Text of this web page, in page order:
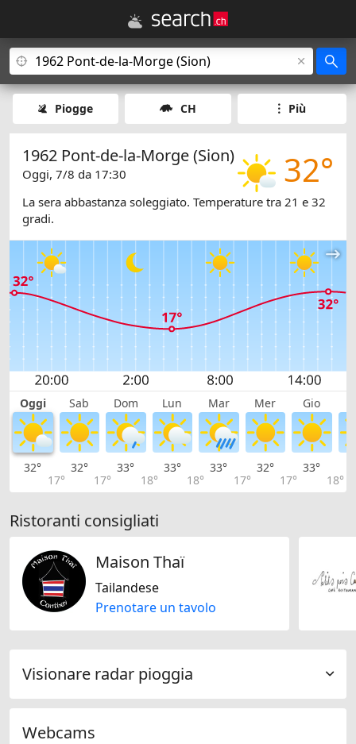
Piogge CH Più
32°
1962 Pont-de-la-Morge (Sion)
Oggi, 7/8 da 17:30
La sera abbastanza soleggiato. Temperature tra 21 e 32
gradi.
Oggi Sab Dom Lun Mar Mer Gio
32°
17°
32°
17°
33°
18°
33°
18°
33°
17°
32°
17°
33°
18°
Ristoranti consigliati
Maison Thaï
Tailandese
Prenotare un tavolo
Visionare radar pioggia
Webcams